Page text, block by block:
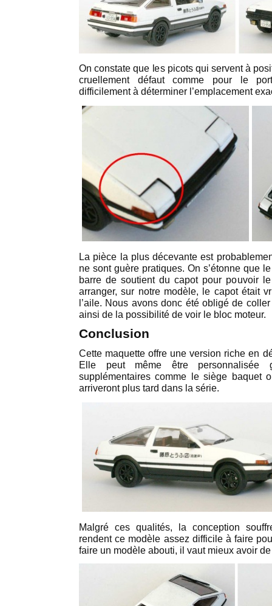
On constate que les picots qui servent à
cruellement défaut comme pour le
difficilement à déterminer l’emplacement
La pièce la plus décevante est
ne sont guère pratiques. On s’étonne que
barre de soutient du capot pour pouvoir
arranger, sur notre modèle, le capot était
l’aile. Nous avons donc été obligé de
ainsi de la possibilité de voir le bloc moteur.
Conclusion
Cette maquette offre une version riche en
Elle peut même être personnalisée
supplémentaires comme le siège baquet
arriveront plus tard dans la série.
Malgré ces qualités, la conception
rendent ce modèle assez difficile à faire
faire un modèle abouti, il vaut mieux avoir